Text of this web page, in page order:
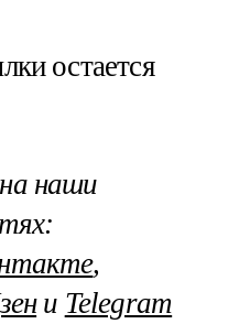
остается
наши
,
и Telegram